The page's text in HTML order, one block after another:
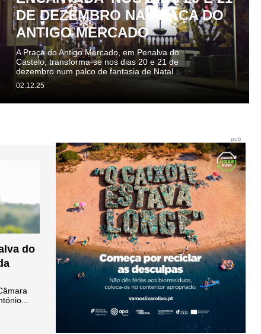
DE DEZEMBRO NA PRAÇA DO
ANTIGO MERCADO
02.12.25
A Praça do Antigo Mercado, em Penalva do
Castelo, transforma-se nos dias 20 e 21 de
dezembro num palco de fantasia de Natal...
do
pub